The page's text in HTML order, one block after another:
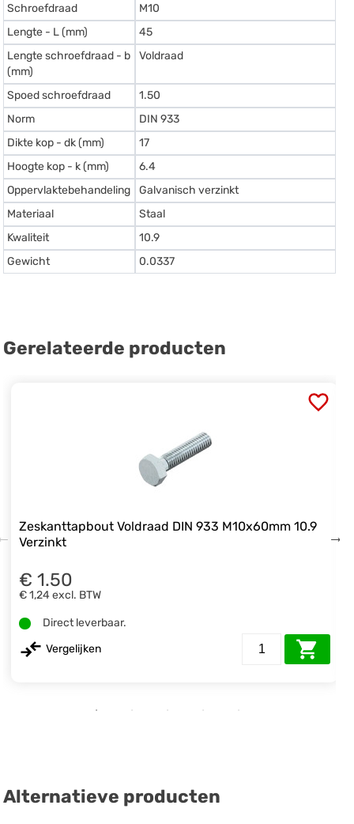
Schroefdraad
M10
Lengte - L (mm)
45
Lengte schroefdraad - b
(mm)
Voldraad
Spoed schroefdraad
1.50
Norm
DIN 933
Dikte kop - dk (mm)
17
Hoogte kop - k (mm)
6.4
Oppervlaktebehandeling
Galvanisch verzinkt
Materiaal
Staal
Kwaliteit
10.9
Gewicht
0.0337
Gerelateerde producten
Zeskanttapbout Voldraad DIN 933 M10x60mm 10.9
Verzinkt
€ 1.50
€ 1,24 excl. BTW
Direct leverbaar.
Vergelijken
Alternatieve producten